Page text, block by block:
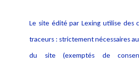
Alerte professionnelle
Déclaration d'accessibilité
Notice Légale
Le site édité par Lexing utilise des
traceurs : strictement nécessaires
du site (exemptés de